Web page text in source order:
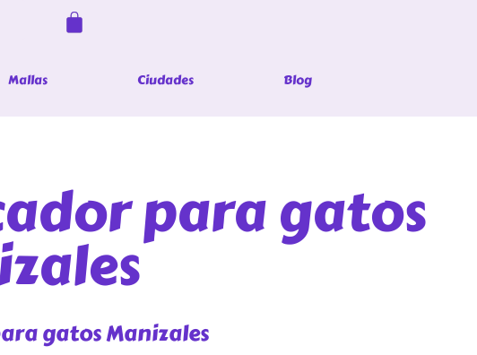
Mallas Ciudades Blog
para gatos
gatos Manizales